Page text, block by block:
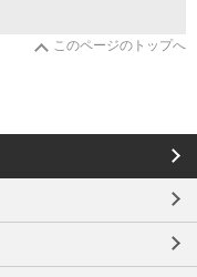
このページのトップへ